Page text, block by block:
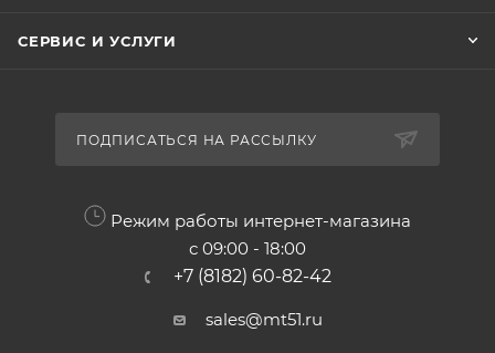
СЕРВИС И УСЛУГИ
ПОДПИСАТЬСЯ НА РАССЫЛКУ
Режим работы интернет-магазина
с 09:00 - 18:00
+7 (8182) 60-82-42
sales@mt51.ru